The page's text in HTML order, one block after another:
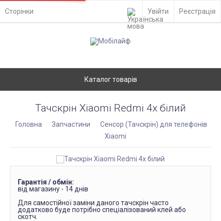
Сторінки Увійти Реєстрація
Каталог товарів
Тачскрін Xiaomi Redmi 4x білий
Головна Запчастини
Сенсор (Тачскрін) для телефонів
Xiaomi
Гарантія / обмін:
від магазину - 14 днів
Для самостійної заміни даного тачскрін часто
додатково буде потрібно спеціалізований клей або
скотч.